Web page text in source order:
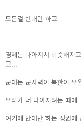
모든걸 반대만 하고
경제는 나아져서 비슷해지
고...
군대는 군사력이 북한이 우
우리가 더 나아지려는 때에
여기에 반대만 하는 정권에